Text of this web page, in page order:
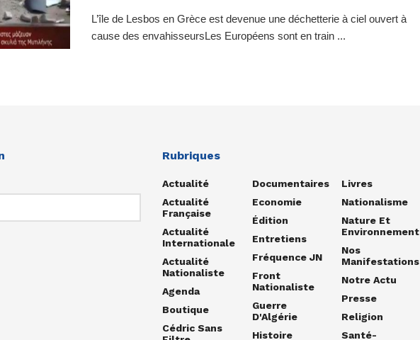
L’île de Lesbos en Grèce est devenue une déchetterie à ciel ouvert à
cause des envahisseursLes Européens sont en train ...
Rubriques
Actualité
Actualité
Française
Actualité
Internationale
Actualité
Nationaliste
Agenda
Boutique
Cédric Sans
Documentaires
Economie
Édition
Entretiens
Fréquence JN
Front
Nationaliste
Guerre
D'Algérie
Histoire
Livres
Nationalisme
Nature Et
Environnement
Nos
Manifestations
Notre Actu
Presse
Religion
Santé-